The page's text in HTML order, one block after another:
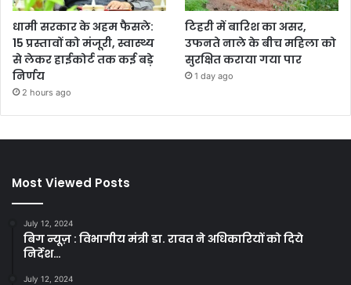
धामी सरकार के अहम फैसले:
15 प्रस्तावों को मंजूरी, स्वास्थ्य
से लेकर हाईकोर्ट तक कई बड़े
निर्णय
2 hours ago
टिहरी में बारिश का असर,
उफनते नाले के बीच महिला को
सुरक्षित कराया गया पार
1 day ago
Most Viewed Posts
July 12, 2024
बिग न्यूज़ : विभागीय मंत्री डा. रावत ने अधिकारियों को दिये
निर्देश…
July 12, 2024